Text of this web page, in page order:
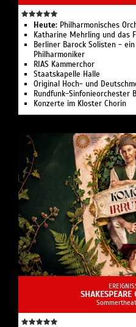
Heute: Philharmonisches
Katharine Mehrling und das
Berliner Barock Solisten -
Philharmoniker
RIAS Kammerchor
Staatskapelle Halle
Original Hoch- und
Rundfunk-Sinfonieorchester
Konzerte im Kloster Chorin